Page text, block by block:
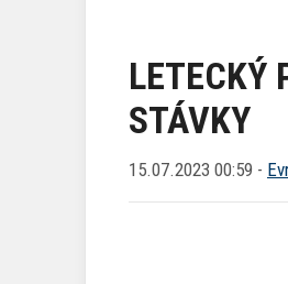
LETECKÝ
STÁVKY
15.07.2023 00:59 -